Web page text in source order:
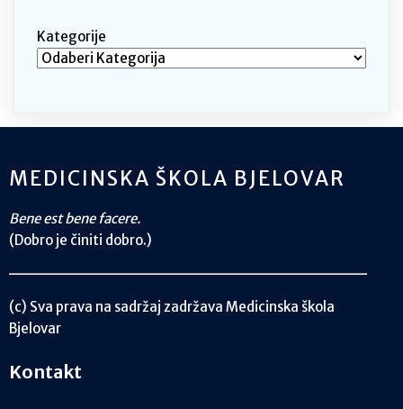
Kategorije
MEDICINSKA ŠKOLA BJELOVAR
Bene est bene facere.
(Dobro je činiti dobro.)
(c) Sva prava na sadržaj zadržava Medicinska škola
Bjelovar
Kontakt